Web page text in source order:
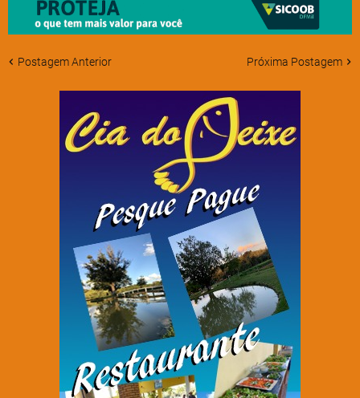
Postagem Anterior Próxima Postagem